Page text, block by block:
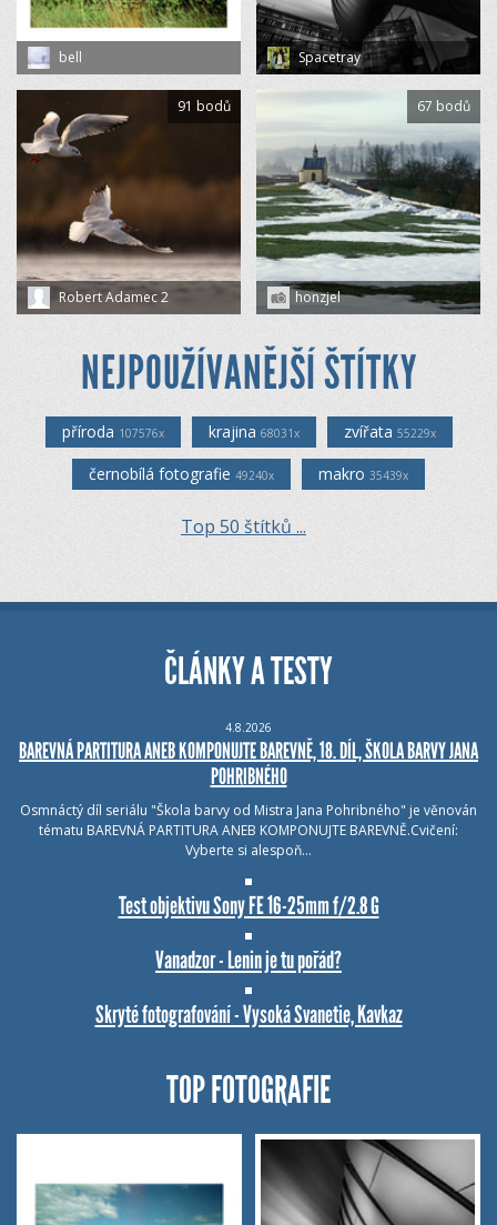
bell Spacetray
Robert Adamec 2
91 bodů
honzjel
67 bodů
NEJPOUŽÍVANĚJŠÍ ŠTÍTKY
příroda 107576x krajina 68031x zvířata 55229x
černobílá fotografie 49240x makro 35439x
Top 50 štítků ...
ČLÁNKY A TESTY
4.8.2026
BAREVNÁ PARTITURA ANEB KOMPONUJTE BAREVNĚ, 18. DÍL, ŠKOLA BARVY JANA
POHRIBNÉHO
Osmnáctý díl seriálu "Škola barvy od Mistra Jana Pohribného" je věnován
tématu BAREVNÁ PARTITURA ANEB KOMPONUJTE BAREVNĚ.Cvičení:
Vyberte si alespoň…
Test objektivu Sony FE 16-25mm f/2.8 G
Vanadzor - Lenin je tu pořád?
Skryté fotografování - Vysoká Svanetie, Kavkaz
TOP FOTOGRAFIE